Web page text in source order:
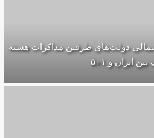
دولت‌های طرفین مذاکرات هسته
ایران و ۱+۵